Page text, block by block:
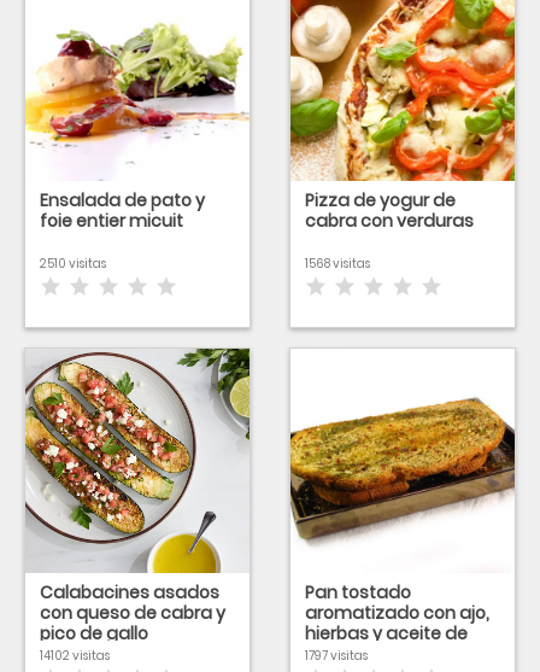
Ensalada de pato y
foie entier micuit
2510 visitas
Pizza de yogur de
cabra con verduras
1568 visitas
Calabacines asados
con queso de cabra y
pico de gallo
14102 visitas
Pan tostado
aromatizado con ajo,
hierbas y aceite de
oliva
1797 visitas